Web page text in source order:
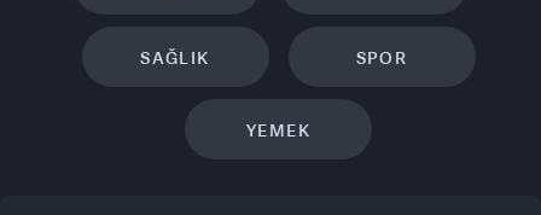
SAĞLIK SPOR
YEMEK